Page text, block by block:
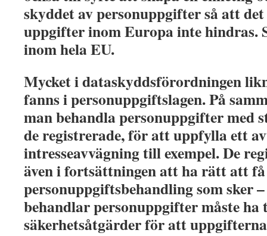
skyddet av personuppgifter så att
uppgifter inom Europa inte hindras.
inom hela EU.
Mycket i dataskyddsförordningen
fanns i personuppgiftslagen. På
man behandla personuppgifter med
de registrerade, för att uppfylla ett
intresseavvägning till exempel. De
även i fortsättningen att ha rätt att
personuppgiftsbehandling som sker
behandlar personuppgifter måste
säkerhetsåtgärder för att